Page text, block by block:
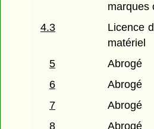
marques
4.3
Licence
matériel
5
Abrogé
6
Abrogé
7
Abrogé
8
Abrogé